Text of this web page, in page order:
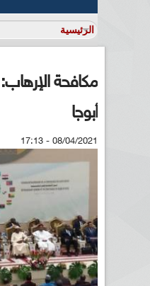
أبوجا
08/04/2021 - 17:13